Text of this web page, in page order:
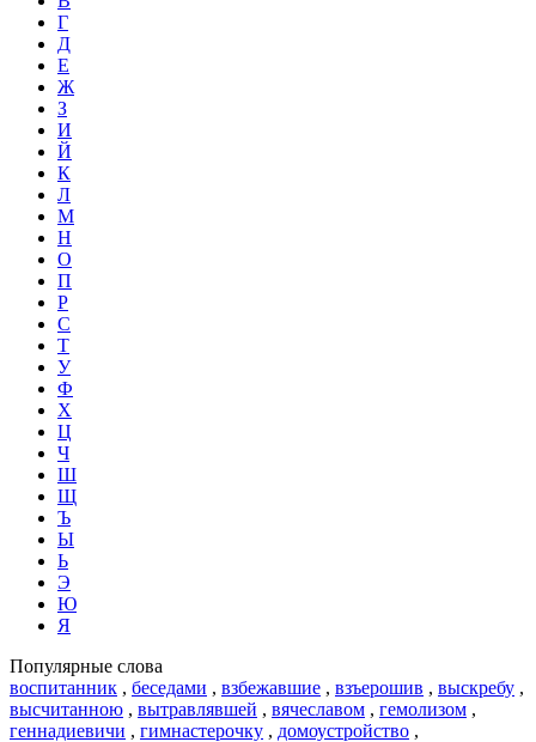
Г
Д
Е
Ж
З
И
Й
К
Л
М
Н
О
П
Р
С
Т
У
Ф
Х
Ц
Ч
Ш
Щ
Ъ
Ы
Ь
Э
Ю
Я
Популярные слова
воспитанник , беседами , взбежавшие , взъерошив , выскребу ,
высчитанною , вытравлявшей , вячеславом , гемолизом ,
геннадиевичи , гимнастерочку , домоустройство ,